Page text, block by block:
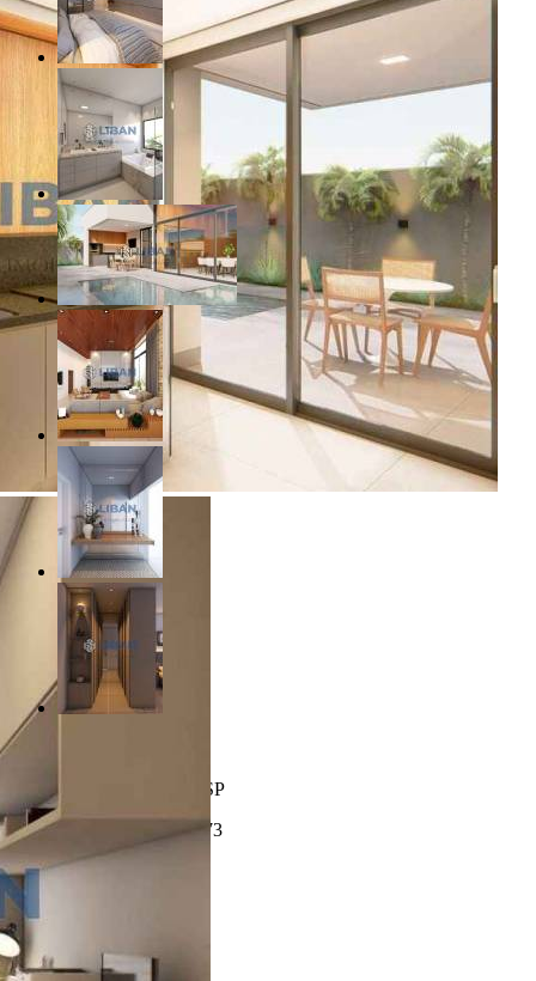
Alphaville - Bauru/SP
Referência: CA11573
3 Quartos
5 Banheiros